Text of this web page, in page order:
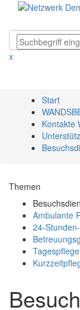
x
Start
Kontakte
Themen
Ambulante
24-
Tagespflege